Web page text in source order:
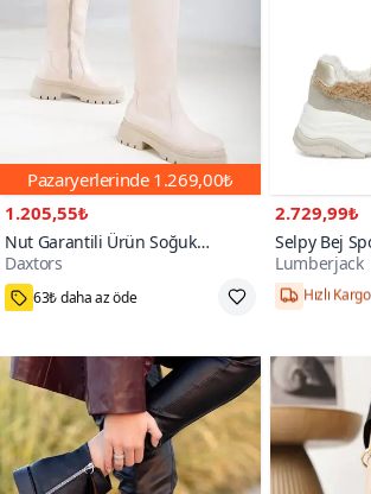
Pazaryerlerinde 1.269,00₺
1.205,55₺
Nut Garantili Ürün Soğuk
Geçirmez Kışlık Çizme
Daxtors
11000+
63₺ daha az öde
2.729,99₺
Selpy Bej
Lumberjack
Hızlı Kargo